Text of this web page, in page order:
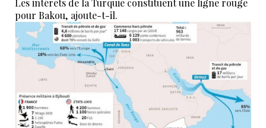
Les intérêts de la Turquie constituent une ligne rouge
pour Bakou, ajoute-t-il.